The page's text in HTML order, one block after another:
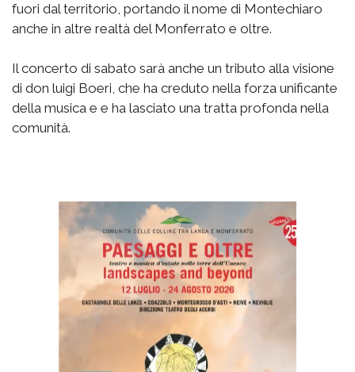
fuori dal territorio, portando il nome di Montechiaro
anche in altre realtà del Monferrato e oltre.
Il concerto di sabato sarà anche un tributo alla visione
di don luigi Boeri, che ha creduto nella forza unificante
della musica e e ha lasciato una tratta profonda nella
comunità.